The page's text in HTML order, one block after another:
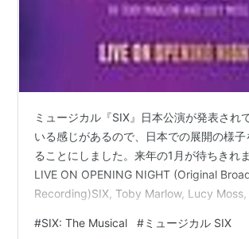
ミュージカル『SIX』日本公演が発表され
いる感じがあるので、日本での展開の様子
ることにしました。来年の1月が待ちきれ
LIVE ON OPENING NIGHT (Original
Recording)SIX, Toby Marlow, Lucy
¥1681 WOWOW:「第75回トニー賞授賞式
#SIX: The Musical #ミュージカル SIX